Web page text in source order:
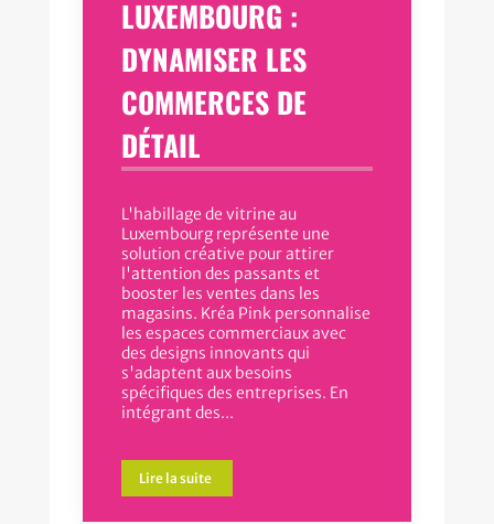
LUXEMBOURG :
DYNAMISER LES
COMMERCES DE
DÉTAIL
L'habillage de vitrine au
Luxembourg représente une
solution créative pour attirer
l'attention des passants et
booster les ventes dans les
magasins. Kréa Pink personnalise
les espaces commerciaux avec
des designs innovants qui
s'adaptent aux besoins
spécifiques des entreprises. En
intégrant des...
Lire la suite